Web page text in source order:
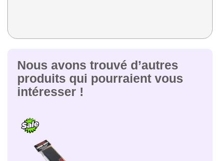
Nous avons trouvé d’autres
produits qui pourraient vous
intéresser !